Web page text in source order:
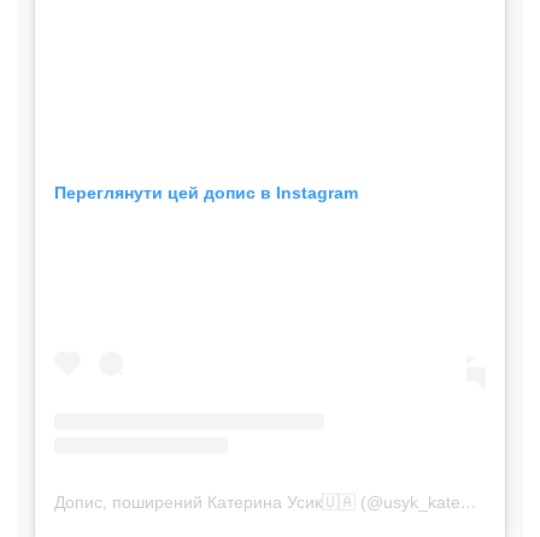
Переглянути цей допис в Instagram
Допис, поширений Катерина Усик🇺🇦 (@usyk_kate1505)